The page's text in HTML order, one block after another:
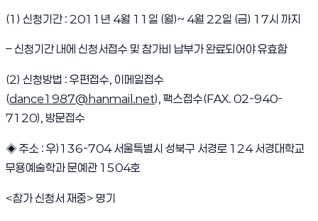
(1) 신청기간 : 2011년 4월 11일 (월)~ 4월 22일 (금) 17시 까지
– 신청기간 내에 신청서접수 및 참가비 납부가 완료되어야 유효함
(2) 신청방법 : 우편접수, 이메일접수
(dance1987@hanmail.net), 팩스접수(FAX. 02-940-
7120), 방문접수
◈ 주소 : 우)136-704 서울특별시 성북구 서경로 124 서경대학교
무용예술학과 문예관 1504호
<참가 신청서 재중> 명기